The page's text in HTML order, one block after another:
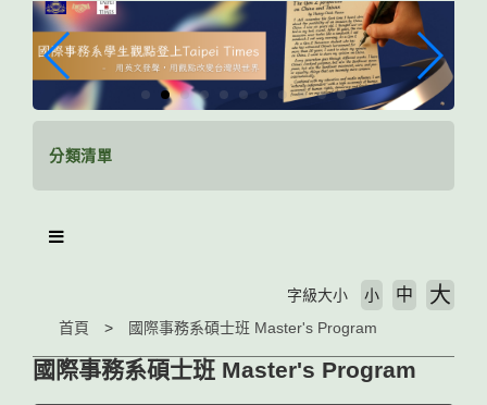
分類清單
首頁 國際事務系碩士班 Master's Program
字級大小 小 中 大
國際事務系碩士班 Master's Program